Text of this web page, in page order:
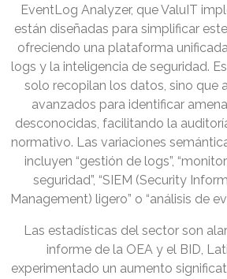
EventLog Analyzer, que ValuIT
están diseñadas para simplificar
ofreciendo una plataforma
logs y la inteligencia de seguridad.
solo recopilan los datos, sino que
avanzados para identificar
desconocidas, facilitando la
normativo. Las variaciones
incluyen “gestión de logs”,
seguridad”, “SIEM (Security
Management) ligero” o “análisis de
Las estadísticas del sector son
informe de la OEA y el BID,
experimentado un aumento